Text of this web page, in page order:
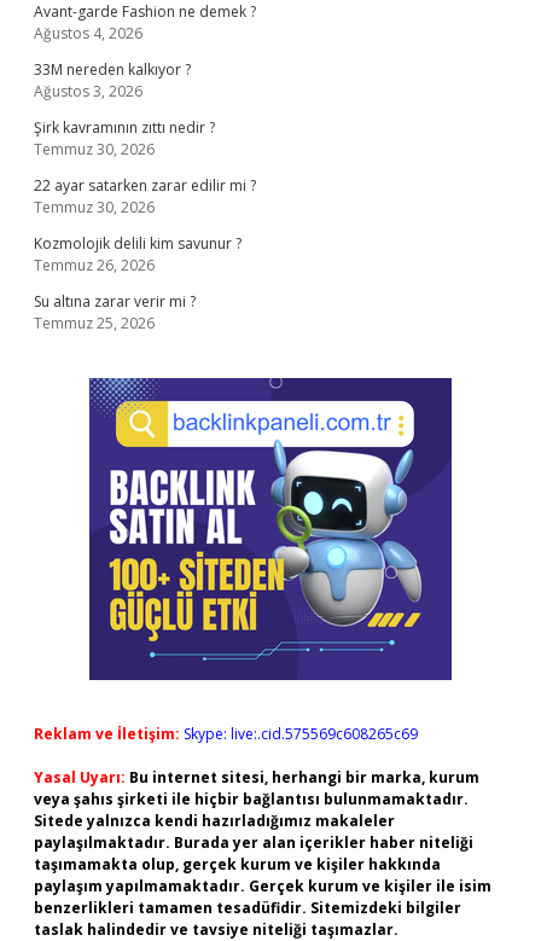
Avant-garde Fashion ne demek ?
Ağustos 4, 2026
33M nereden kalkıyor ?
Ağustos 3, 2026
Şirk kavramının zıttı nedir ?
Temmuz 30, 2026
22 ayar satarken zarar edilir mi ?
Temmuz 30, 2026
Kozmolojik delili kim savunur ?
Temmuz 26, 2026
Su altına zarar verir mi ?
Temmuz 25, 2026
Reklam ve İletişim: Skype: live:.cid.575569c608265c69
Yasal Uyarı: Bu internet sitesi, herhangi bir marka, kurum
veya şahıs şirketi ile hiçbir bağlantısı bulunmamaktadır.
Sitede yalnızca kendi hazırladığımız makaleler
paylaşılmaktadır. Burada yer alan içerikler haber niteliği
taşımamakta olup, gerçek kurum ve kişiler hakkında
paylaşım yapılmamaktadır. Gerçek kurum ve kişiler ile isim
benzerlikleri tamamen tesadüfidir. Sitemizdeki bilgiler
taslak halindedir ve tavsiye niteliği taşımazlar.